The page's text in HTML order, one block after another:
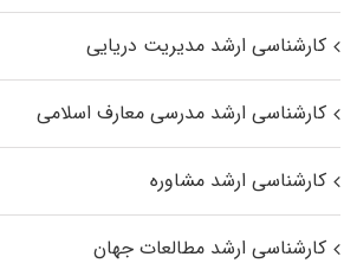
کارشناسی ارشد مدیریت دریایی
کارشناسی ارشد مدرسی معارف اسلامی
کارشناسی ارشد مشاوره
کارشناسی ارشد مطالعات جهان